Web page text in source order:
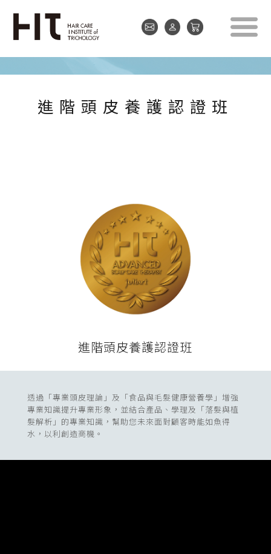
進階頭皮養護認證班
進階頭皮養護認證班
透過「專業頭皮理論」及「食品與毛髮健康營養學」增強
專業知識提升專業形象，並結合產品、學理及「落髮與植
髮解析」的專業知識，幫助您未來面對顧客時能如魚得
水，以利創造商機。